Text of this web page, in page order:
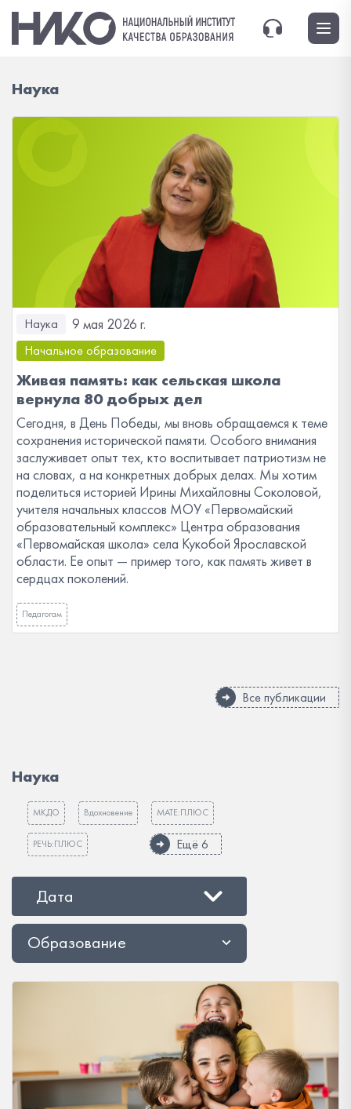
Наука
Наука 9 мая 2026 г.
Начальное образование
Живая память: как сельская школа
вернула 80 добрых дел
Сегодня, в День Победы, мы вновь обращаемся к теме
сохранения исторической памяти. Особого внимания
заслуживает опыт тех, кто воспитывает патриотизм не
на словах, а на конкретных добрых делах. Мы хотим
поделиться историей Ирины Михайловны Соколовой,
учителя начальных классов МОУ «Первомайский
образовательный комплекс» Центра образования
«Первомайская школа» села Кукобой Ярославской
области. Ее опыт — пример того, как память живет в
сердцах поколений.
Педагогам
Все публикации
Наука
МКДО Вдохновение МАТЕ:ПЛЮС
РЕЧЬ:ПЛЮС Ещё 6
Дата
Образование